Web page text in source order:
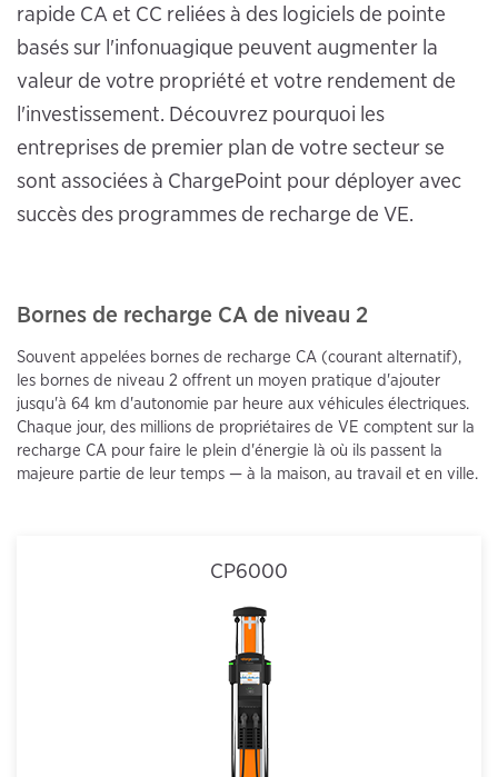
rapide CA et CC reliées à des logiciels de pointe
basés sur l'infonuagique peuvent augmenter la
valeur de votre propriété et votre rendement de
l'investissement. Découvrez pourquoi les
entreprises de premier plan de votre secteur se
sont associées à ChargePoint pour déployer avec
succès des programmes de recharge de VE.
Bornes de recharge CA de niveau 2
Souvent appelées bornes de recharge CA (courant alternatif),
les bornes de niveau 2 offrent un moyen pratique d'ajouter
jusqu'à 64 km d'autonomie par heure aux véhicules électriques.
Chaque jour, des millions de propriétaires de VE comptent sur la
recharge CA pour faire le plein d'énergie là où ils passent la
majeure partie de leur temps — à la maison, au travail et en ville.
CP6000